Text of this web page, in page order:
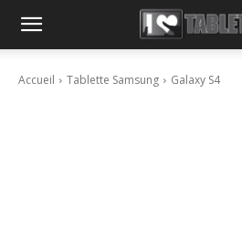
Accueil Tablette Samsung Galaxy S4